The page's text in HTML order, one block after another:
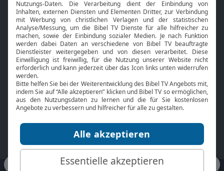
HbbTV
Bibelthek Online-Bibel
Nächster Gottesdienst
Bibel TV
Über uns
Jobs
Mediadaten
Service
Kontakt
TV-Empfang